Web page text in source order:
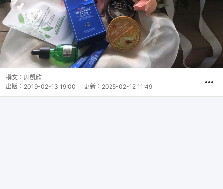
撰文： 周凱欣
出版： 2019-02-13 19:00 更新： 2025-02-12 11:49